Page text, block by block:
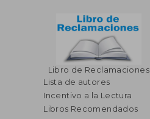
45%
dcto.
$ 37.96
$ 20.88
Libro de Reclamaciones
Lista de autores
Incentivo a la Lectura
Libros Recomendados